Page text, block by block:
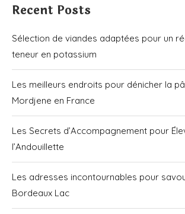
Recent Posts
Sélection de viandes adaptées pour un
teneur en potassium
Les meilleurs endroits pour dénicher la
Mordjene en France
Les Secrets d’Accompagnement pour
l’Andouillette
Les adresses incontournables pour
Bordeaux Lac